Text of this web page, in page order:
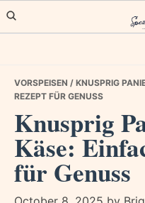
Skip
to
Skip
to
Skip
to
VORSPEISEN / KNUSPRIG
REZEPT FÜR GENUSS
Knusprig
Käse:
für Genuss